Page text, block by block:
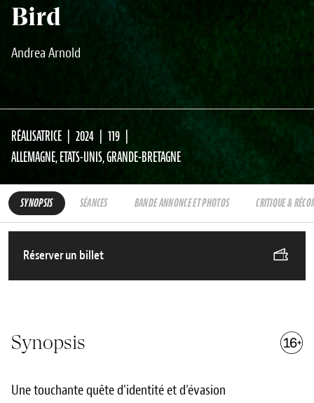
Bird
Andrea Arnold
RÉALISATRICE 2024
119
ALLEMAGNE, ETATS-UNIS, GRANDE-BRETAGNE
SYNOPSIS SÉANCES BANDE ANNONCE ET PHOTOS CRITIQUE &
Réserver un billet
Synopsis
Une touchante quête d'identité et d'évasion